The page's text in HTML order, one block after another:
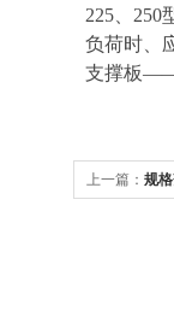
225、250
负荷时、
支撑板——
上一篇： 规